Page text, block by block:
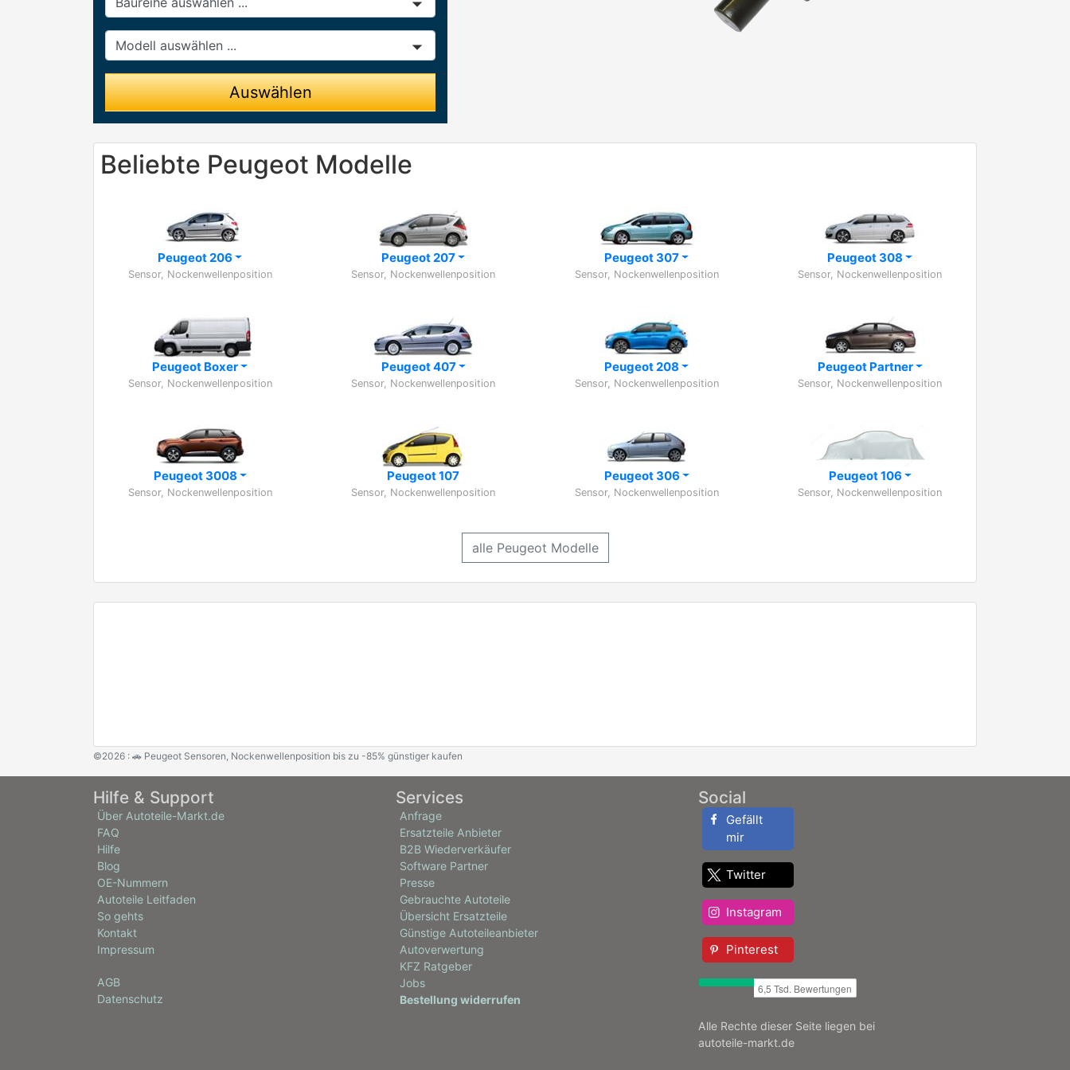
Modell
Auswählen
Beliebte Peugeot Modelle
Peugeot 206
Sensor, Nockenwellenposition
Peugeot 207
Sensor, Nockenwellenposition
Peugeot 307
Sensor, Nockenwellenposition
Peugeot 308
Sensor, Nockenwellenposition
Peugeot Boxer
Sensor, Nockenwellenposition
Peugeot 407
Sensor, Nockenwellenposition
Peugeot 208
Sensor, Nockenwellenposition
Peugeot Partner
Sensor, Nockenwellenposition
Peugeot 3008
Sensor, Nockenwellenposition
Peugeot 107
Sensor, Nockenwellenposition
Peugeot 306
Sensor, Nockenwellenposition
Peugeot 106
Sensor, Nockenwellenposition
alle Peugeot Modelle
©2026 : 🚗 Peugeot Sensoren, Nockenwellenposition bis zu -85% günstiger kaufen
Hilfe & Support
Über Autoteile-Markt.de
FAQ
Hilfe
Blog
OE-Nummern
Autoteile Leitfaden
So gehts
Kontakt
Impressum
AGB
Datenschutz
Services
Anfrage
Ersatzteile Anbieter
B2B Wiederverkäufer
Software Partner
Presse
Gebrauchte Autoteile
Übersicht Ersatzteile
Günstige Autoteileanbieter
Autoverwertung
KFZ Ratgeber
Jobs
Bestellung widerrufen
Social
Gefällt
mir
Twitter
Instagram
Pinterest
Alle Rechte dieser Seite liegen bei
autoteile-markt.de